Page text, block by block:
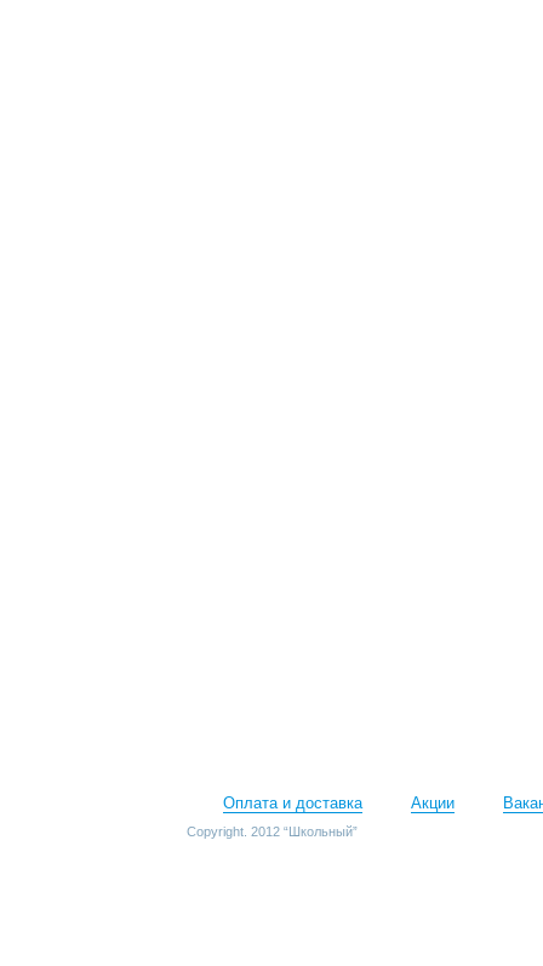
Оплата и доставка Акции
Copyright. 2012 “Школьный”